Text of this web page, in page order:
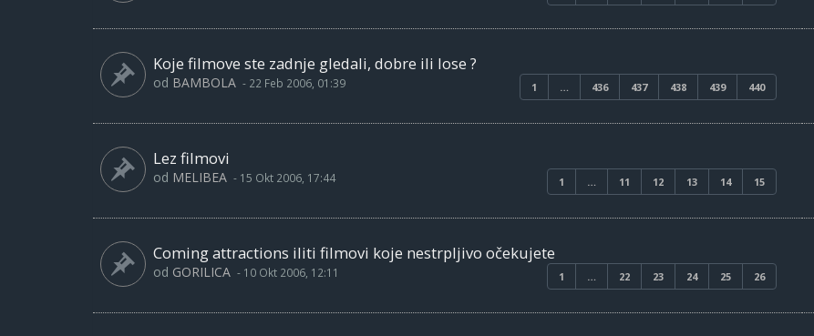
Koje filmove ste zadnje gledali, dobre ili lose ?
1 … 436 437 438 439 440
od BAMBOLA - 22 Feb 2006, 01:39
Lez filmovi
1 … 11 12 13 14 15
od MELIBEA - 15 Okt 2006, 17:44
Coming attractions iliti filmovi koje nestrpljivo očekujete
1 … 22 23 24 25 26
od GORILICA - 10 Okt 2006, 12:11